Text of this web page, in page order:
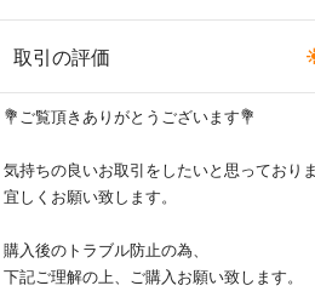
取引の評価
💐ご覧頂きありがとうございます💐
気持ちの良いお取引をしたいと思っており
宜しくお願い致します。
購入後のトラブル防止の為、
下記ご理解の上、ご購入お願い致します。